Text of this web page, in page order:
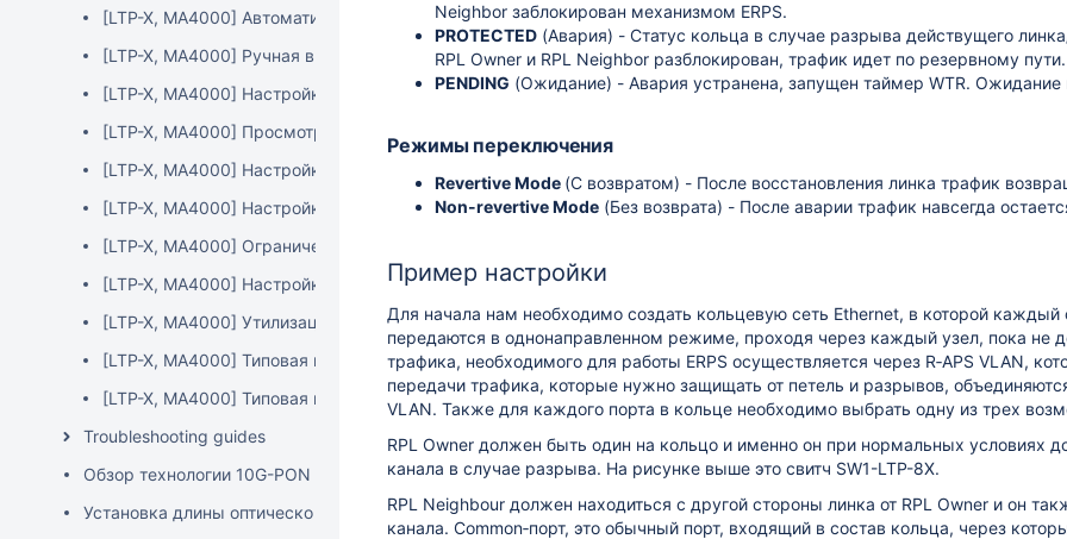
[LTP-X, MA4000] Автоматическая выгрузка конфигурации
[LTP-X, MA4000] Ручная выгрузка конфигурации
[LTP-X, MA4000] Настройка AAA
[LTP-X, MA4000] Просмотр активных пользовательских PPPoE и DHCP сессий
[LTP-X, MA4000] Настройка storm-control для ONT
[LTP-X, MA4000] Настройка ONT через SNMP
[LTP-X, MA4000] Ограничение восходящей и нисходящей скорости услуг на ONT
[LTP-X, MA4000] Настройка LAG
[LTP-X, MA4000] Утилизация по сервисам ONT
[LTP-X, MA4000] Типовая настройка SFP-ONU
[LTP-X, MA4000] Типовая настройка NTU-1
Troubleshooting guides
Обзор технологии 10G-PON Eltex
Установка длины оптической линии
Neighbor заблокирован механизмом ERPS.
PROTECTED (Авария) - Статус кольца в случае разрыва действущего
RPL Owner и RPL Neighbor разблокирован, трафик идет по резервному пути.
PENDING (Ожидание) - Авария устранена, запущен таймер WTR. Ожидание
Режимы переключения
Revertive Mode (С возвратом) - После восстановления линка трафик
Non-revertive Mode (Без возврата) - После аварии трафик навсегда
Пример настройки
Для начала нам необходимо создать кольцевую сеть Ethernet, в которой
передаются в однонаправленном режиме, проходя через каждый узел, пока не
трафика, необходимого для работы ERPS осуществляется через R‑APS VLAN,
передачи трафика, которые нужно защищать от петель и разрывов,
VLAN. Также для каждого порта в кольце необходимо выбрать одну из трех
RPL Owner должен быть один на кольцо и именно он при нормальных условиях
канала в случае разрыва. На рисунке выше это свитч SW1-LTP-8X.
RPL Neighbour должен находиться с другой стороны линка от RPL Owner и он
канала. Common‑порт, это обычный порт, входящий в состав кольца, через